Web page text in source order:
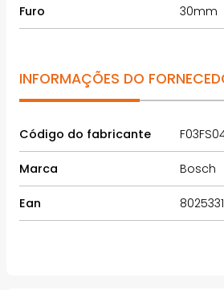
Furo 30mm
INFORMAÇÕES DO
Código do fabricante
Marca Bosch
Ean